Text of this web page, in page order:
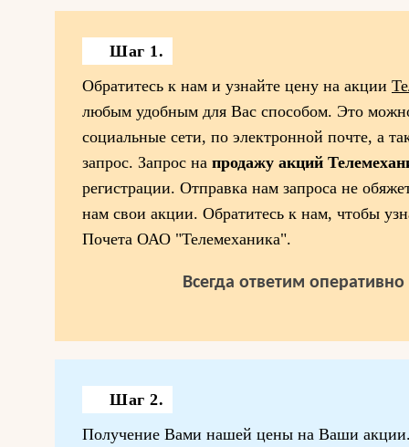
Шаг 1.
Обратитесь к нам и узнайте цену на акции
любым удобным для Вас способом. Это
социальные сети, по электронной почте, а
запрос. Запрос на продажу акций
регистрации. Отправка нам запроса не
нам свои акции. Обратитесь к нам, чтобы
Почета ОАО "Телемеханика".
Всегда ответим
Шаг 2.
Получение Вами нашей цены на Ваши